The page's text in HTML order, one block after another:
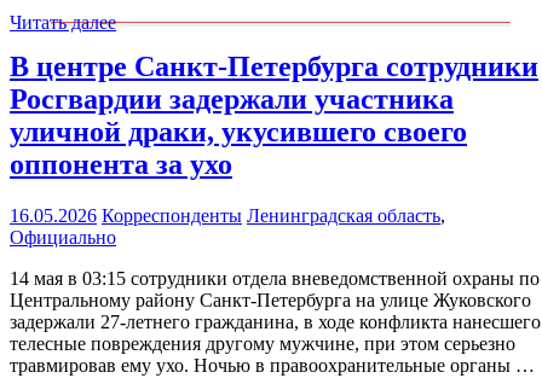
Читать далее
В центре Санкт-Петербурга сотрудники
Росгвардии задержали участника
уличной драки, укусившего своего
оппонента за ухо
16.05.2026 Корреспонденты Ленинградская область,
Официально
14 мая в 03:15 сотрудники отдела вневедомственной охраны по
Центральному району Санкт-Петербурга на улице Жуковского
задержали 27-летнего гражданина, в ходе конфликта нанесшего
телесные повреждения другому мужчине, при этом серьезно
травмировав ему ухо. Ночью в правоохранительные органы …